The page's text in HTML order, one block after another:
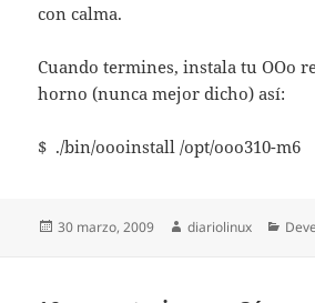
con calma.
Cuando termines, instala tu OOo
horno (nunca mejor dicho) así:
$ ./bin/oooinstall /opt/ooo310-m6
Publicado
30 marzo, 2009 Autor
diariolinux